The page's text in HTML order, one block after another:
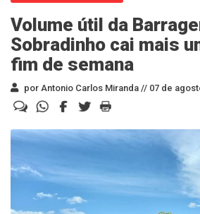
Volume útil da
Sobradinho cai mais
fim de semana
por Antonio Carlos Miranda // 07 de